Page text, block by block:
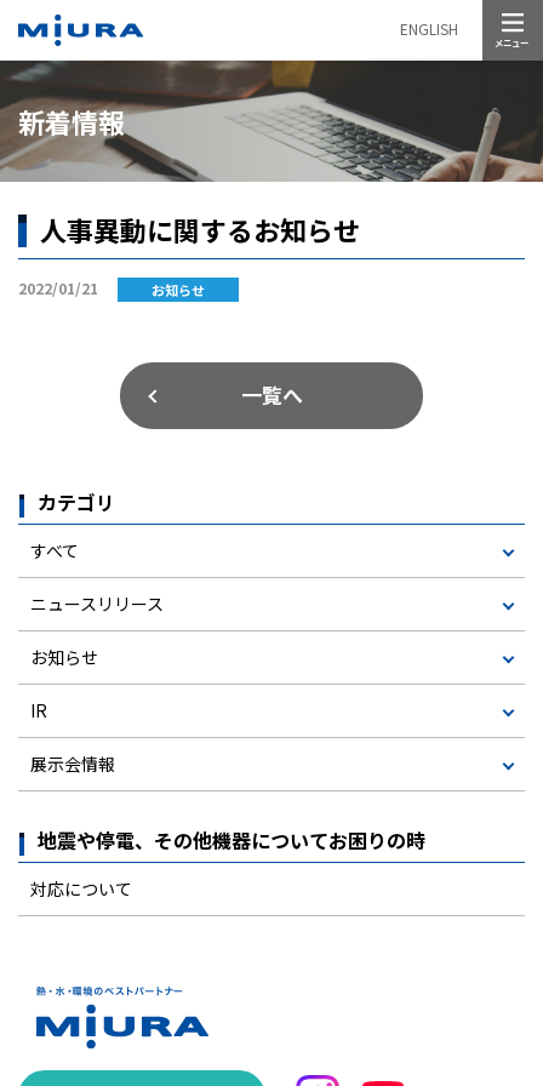
ENGLISH
新着情報
人事異動に関するお知らせ
2022/01/21 お知らせ
一覧へ
カテゴリ
すべて
ニュースリリース
お知らせ
IR
展示会情報
地震や停電、その他機器についてお困りの時
対応について